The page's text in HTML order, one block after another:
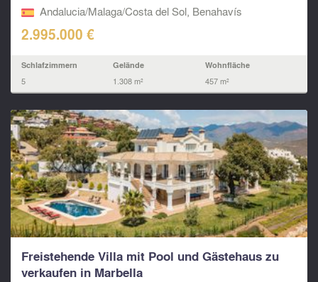
Andalucia/Malaga/Costa del Sol, Benahavís
2.995.000 €
Schlafzimmern
5
Gelände
1.308 m²
Wohnfläche
457 m²
Freistehende Villa mit Pool und Gästehaus zu
verkaufen in Marbella